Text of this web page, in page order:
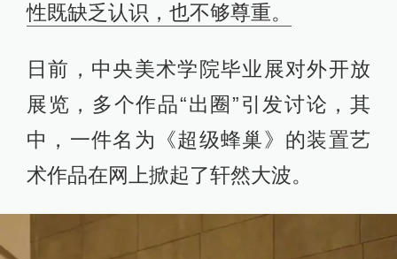
性既缺乏认识，也不够尊重。
日前，中央美术学院毕业展对外开放
展览，多个作品“出圈”引发讨论，其
中，一件名为《超级蜂巢》的装置艺
术作品在网上掀起了轩然大波。